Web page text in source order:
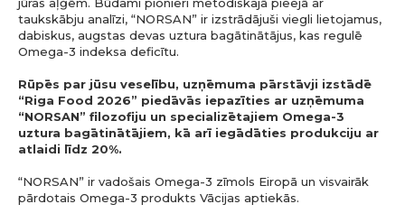
taukskābju analīzi, “NORSAN” ir izstrādājuši viegli lietojamus,
dabiskus, augstas devas uztura bagātinātājus, kas regulē
Omega-3 indeksa deficītu.
Rūpēs par jūsu veselību, uzņēmuma pārstāvji izstādē
“Riga Food 2026” piedāvās iepazīties ar uzņēmuma
“NORSAN” filozofiju un specializētajiem Omega-3
uztura bagātinātājiem, kā arī iegādāties produkciju ar
atlaidi līdz 20%.
“NORSAN” ir vadošais Omega-3 zīmols Eiropā un visvairāk
pārdotais Omega-3 produkts Vācijas aptiekās.